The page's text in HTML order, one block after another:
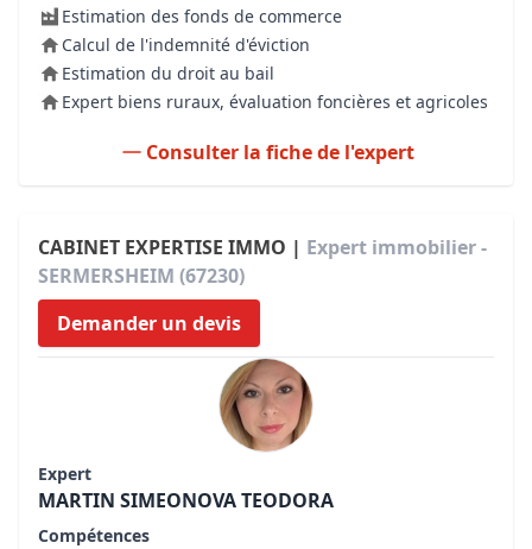
Estimation des fonds de commerce
Calcul de l'indemnité d'éviction
Estimation du droit au bail
Expert biens ruraux, évaluation foncières et agricoles
Consulter la fiche de l'expert
CABINET EXPERTISE IMMO | Expert immobilier -
SERMERSHEIM (67230)
Demander un devis
Expert
MARTIN SIMEONOVA TEODORA
Compétences